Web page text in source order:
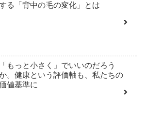
る「背中の毛の変化」とは
「もっと小さく」でいいのだろう
。健康という評価軸も、私たちの
値基準に